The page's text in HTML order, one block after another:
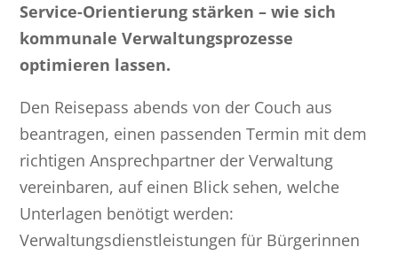
Service-Orientierung stärken – wie sich
kommunale Verwaltungsprozesse
optimieren lassen.
Den Reisepass abends von der Couch aus
beantragen, einen passenden Termin mit dem
richtigen Ansprechpartner der Verwaltung
vereinbaren, auf einen Blick sehen, welche
Unterlagen benötigt werden:
Verwaltungsdienstleistungen für Bürgerinnen